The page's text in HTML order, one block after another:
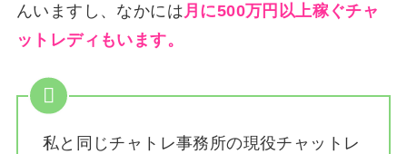
んいますし、なかには 月に500万円以上稼ぐチャ
ットレディもいます。
私と同じチャトレ事務所の現役チャットレ